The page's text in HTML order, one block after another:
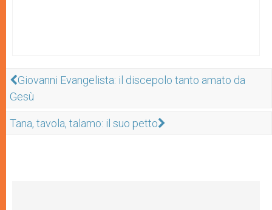
Giovanni Evangelista: il discepolo tanto amato da
Gesù
Tana, tavola, talamo: il suo petto